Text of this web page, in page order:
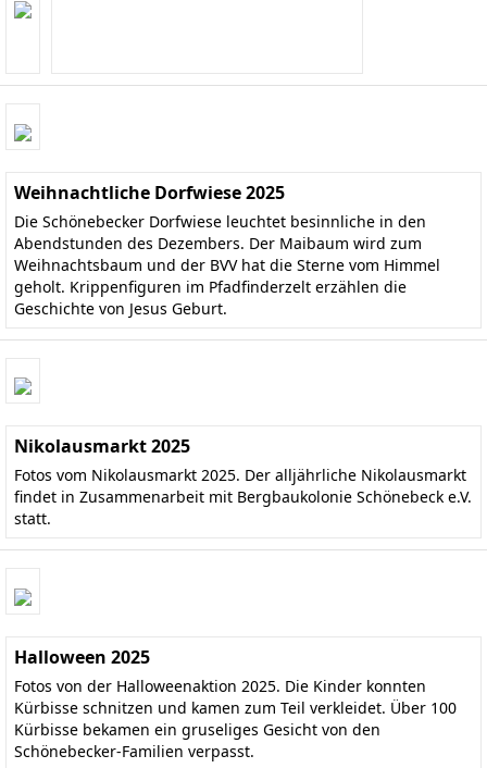
Weihnachtliche Dorfwiese 2025
Die Schönebecker Dorfwiese leuchtet besinnliche in den
Abendstunden des Dezembers. Der Maibaum wird zum
Weihnachtsbaum und der BVV hat die Sterne vom Himmel
geholt. Krippenfiguren im Pfadfinderzelt erzählen die
Geschichte von Jesus Geburt.
Nikolausmarkt 2025
Fotos vom Nikolausmarkt 2025. Der alljährliche Nikolausmarkt
findet in Zusammenarbeit mit Bergbaukolonie Schönebeck e.V.
statt.
Halloween 2025
Fotos von der Halloweenaktion 2025. Die Kinder konnten
Kürbisse schnitzen und kamen zum Teil verkleidet. Über 100
Kürbisse bekamen ein gruseliges Gesicht von den
Schönebecker-Familien verpasst.